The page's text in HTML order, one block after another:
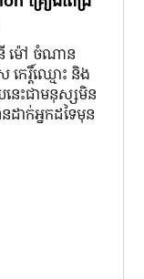
ម៉ៅ ចំណាន
េរ្តិ៍ឈ្មោះ និង​
នេះ​ជា​មនុស្ស​មិន​
ដាក់​អ្នក​ដទៃ​មុន​